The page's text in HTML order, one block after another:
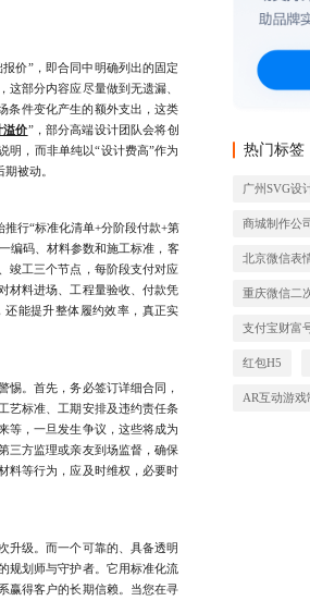
价”，即合同中明确列出的固定
部分内容应尽量做到无遗漏、
条件变化产生的额外支出，这类
溢价”，部分高端设计团队会将创
明，而非单纯以“设计费高”作为
被动。
行“标准化清单+分阶段付款+第
编码、材料参数和施工标准，客
竣工三个节点，每阶段支付对应
材料进场、工程量验收、付款凭
能提升整体履约效率，真正实
。首先，务必签订详细合同，
艺标准、工期安排及违约责任条
等，一旦发生争议，这些将成为
三方监理或亲友到场监督，确保
料等行为，应及时维权，必要时
级。而一个可靠的、具备透明
规划师与守护者。它用标准化流
赢得客户的长期信赖。当您在寻
热门标签
广州SVG设
商城制作公
北京微信表
重庆微信二
支付宝财富
红包H5
AR互动游戏